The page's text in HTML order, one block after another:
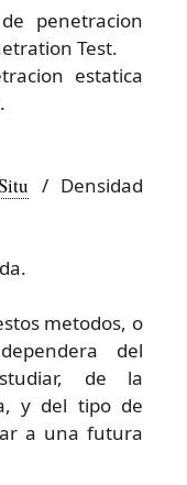
de penetracion
Test.
estatica
/ Densidad
metodos, o
del
de la
y del tipo de
a una futura